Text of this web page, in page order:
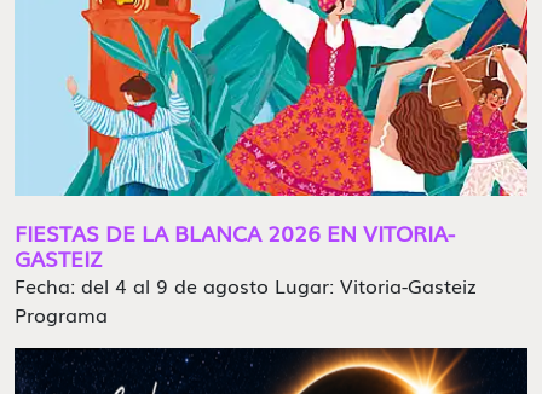
FIESTAS DE LA BLANCA 2026 EN VITORIA-
GASTEIZ
Fecha: del 4 al 9 de agosto Lugar: Vitoria-Gasteiz
Programa